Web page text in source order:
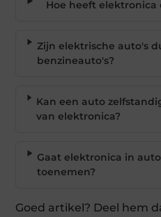
Hoe heeft elektronica
Zijn elektrische auto's
benzineauto's?
Kan een auto
van elektronica?
Gaat elektronica in
toenemen?
Goed artikel? Deel hem